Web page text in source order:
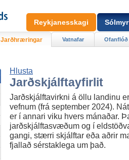
Hlusta
Jarðskjálftayfirlit
Jarðskjálftavirkni á öllu landinu
vefnum (frá september 2024).
er í annari viku hvers mánaðar.
jarðskjálftasvæðum og í
gangi, stærri skjálftar eða aðrir
fjallað sérstaklega um það.
Jarðhræringar Vatnafar Ofanflóð
Reykjanesskagi